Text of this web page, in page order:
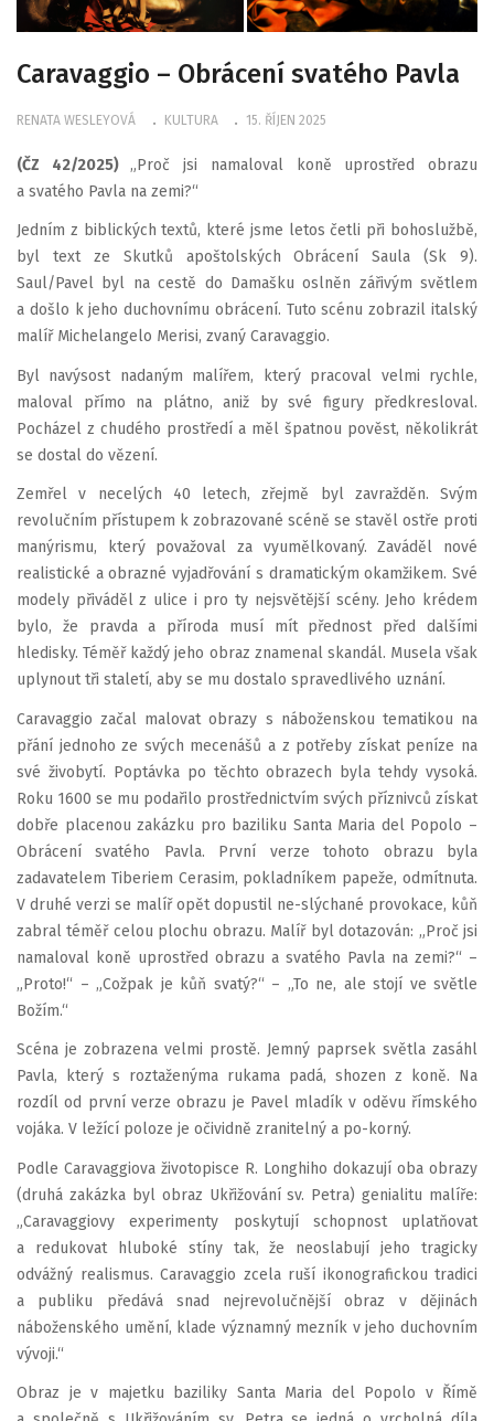
Caravaggio – Obrácení svatého Pavla
RENATA WESLEYOVÁ KULTURA 15. ŘÍJEN 2025
(ČZ 42/2025) „Proč jsi namaloval koně uprostřed obrazu
a svatého Pavla na zemi?“
Jedním z biblických textů, které jsme letos četli při bohoslužbě,
byl text ze Skutků apoštolských Obrácení Saula (Sk 9).
Saul/Pavel byl na cestě do Damašku oslněn zářivým světlem
a došlo k jeho duchovnímu obrácení. Tuto scénu zobrazil italský
malíř Michelangelo Merisi, zvaný Caravaggio.
Byl navýsost nadaným malířem, který pracoval velmi rychle,
maloval přímo na plátno, aniž by své figury předkresloval.
Pocházel z chudého prostředí a měl špatnou pověst, několikrát
se dostal do vězení.
Zemřel v necelých 40 letech, zřejmě byl zavražděn. Svým
revolučním přístupem k zobrazované scéně se stavěl ostře proti
manýrismu, který považoval za vyumělkovaný. Zaváděl nové
realistické a obrazné vyjadřování s dramatickým okamžikem. Své
modely přiváděl z ulice i pro ty nejsvětější scény. Jeho krédem
bylo, že pravda a příroda musí mít přednost před dalšími
hledisky. Téměř každý jeho obraz znamenal skandál. Musela však
uplynout tři staletí, aby se mu dostalo spravedlivého uznání.
Caravaggio začal malovat obrazy s náboženskou tematikou na
přání jednoho ze svých mecenášů a z potřeby získat peníze na
své živobytí. Poptávka po těchto obrazech byla tehdy vysoká.
Roku 1600 se mu podařilo prostřednictvím svých příznivců získat
dobře placenou zakázku pro baziliku Santa Maria del Popolo –
Obrácení svatého Pavla. První verze tohoto obrazu byla
zadavatelem Tiberiem Cerasim, pokladníkem papeže, odmítnuta.
V druhé verzi se malíř opět dopustil ne-slýchané provokace, kůň
zabral téměř celou plochu obrazu. Malíř byl dotazován: „Proč jsi
namaloval koně uprostřed obrazu a svatého Pavla na zemi?“ –
„Proto!“ – „Cožpak je kůň svatý?“ – „To ne, ale stojí ve světle
Božím.“
Scéna je zobrazena velmi prostě. Jemný paprsek světla zasáhl
Pavla, který s roztaženýma rukama padá, shozen z koně. Na
rozdíl od první verze obrazu je Pavel mladík v oděvu římského
vojáka. V ležící poloze je očividně zranitelný a po-korný.
Podle Caravaggiova životopisce R. Longhiho dokazují oba obrazy
(druhá zakázka byl obraz Ukřižování sv. Petra) genialitu malíře:
„Caravaggiovy experimenty poskytují schopnost uplatňovat
a redukovat hluboké stíny tak, že neoslabují jeho tragicky
odvážný realismus. Caravaggio zcela ruší ikonografickou tradici
a publiku předává snad nejrevolučnější obraz v dějinách
náboženského umění, klade významný mezník v jeho duchovním
vývoji.“
Obraz je v majetku baziliky Santa Maria del Popolo v Římě